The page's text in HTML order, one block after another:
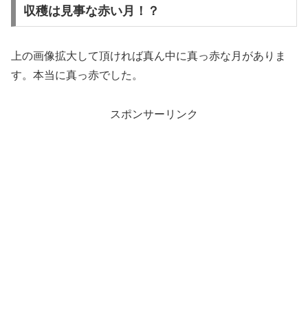
収穫は見事な赤い月！？
上の画像拡大して頂ければ真ん中に真っ赤な月がありま
す。本当に真っ赤でした。
スポンサーリンク